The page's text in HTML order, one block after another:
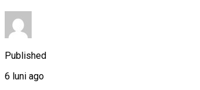
Published
6 luni ago